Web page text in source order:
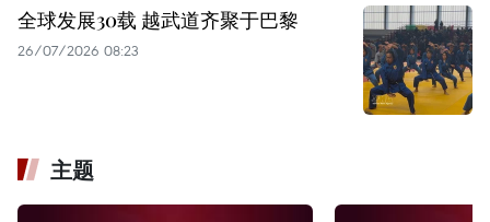
全球发展30载 越武道齐聚于巴黎
26/07/2026 08:23
主题